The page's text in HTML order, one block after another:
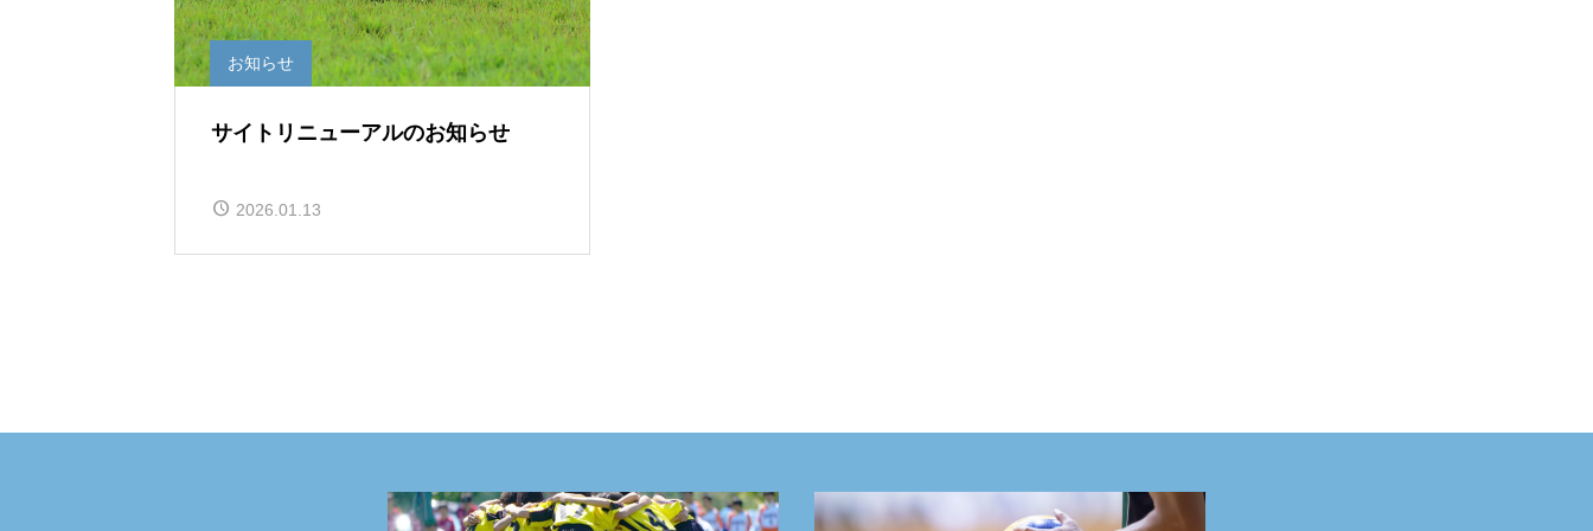
お知らせ
サイトリニューアルのお知らせ
2026.01.13